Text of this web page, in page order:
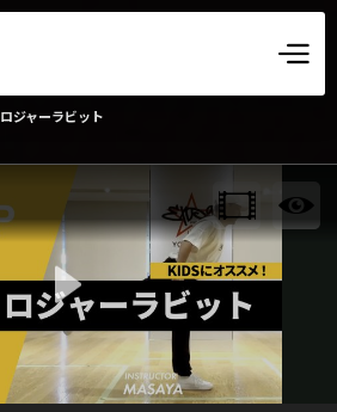
ロジャーラビット